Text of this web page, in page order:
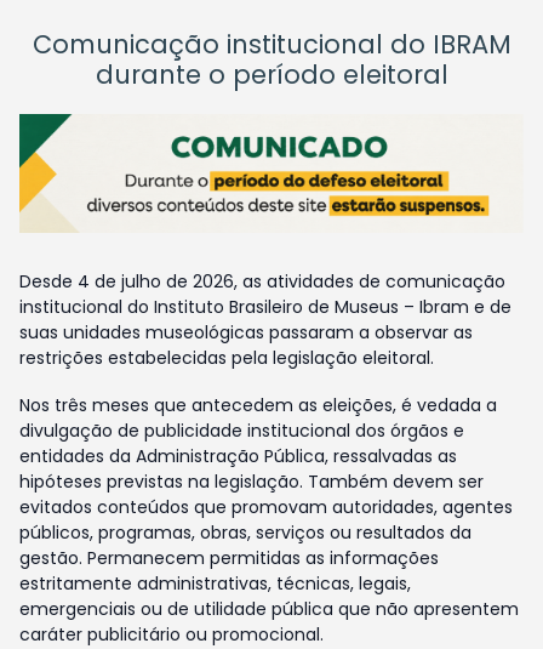
Comunicação institucional do IBRAM
durante o período eleitoral
Desde 4 de julho de 2026, as atividades de comunicação
institucional do Instituto Brasileiro de Museus – Ibram e de
suas unidades museológicas passaram a observar as
restrições estabelecidas pela legislação eleitoral.
Nos três meses que antecedem as eleições, é vedada a
divulgação de publicidade institucional dos órgãos e
entidades da Administração Pública, ressalvadas as
hipóteses previstas na legislação. Também devem ser
evitados conteúdos que promovam autoridades, agentes
públicos, programas, obras, serviços ou resultados da
gestão. Permanecem permitidas as informações
estritamente administrativas, técnicas, legais,
emergenciais ou de utilidade pública que não apresentem
caráter publicitário ou promocional.